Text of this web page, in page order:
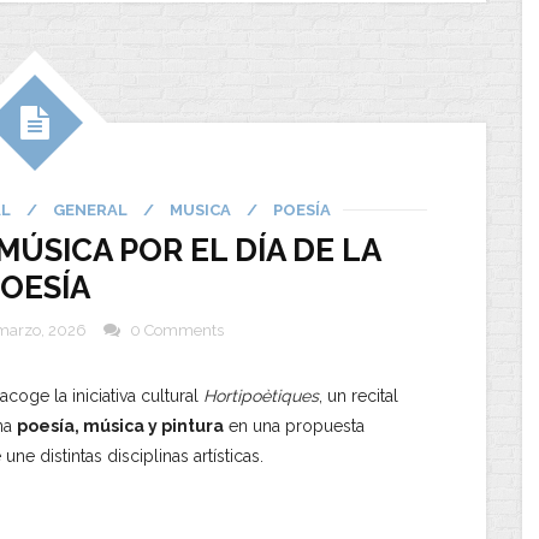
/ GENERAL / MUSICA / POESÍA
POR EL DÍA DE LA
2026 0 Comments
la iniciativa cultural Hortipoètiques, un recital
poesía, música y pintura en una propuesta
distintas disciplinas artísticas.